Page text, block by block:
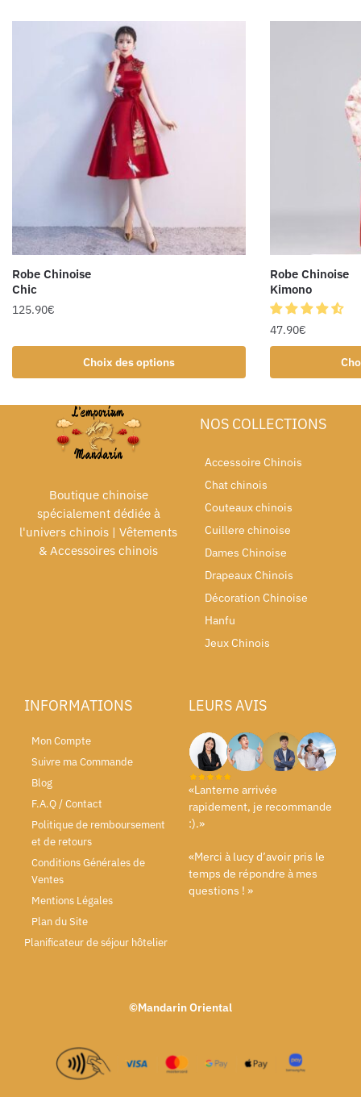
Robe Chinoise
Chic
125.90€
Choix des options
Robe Chinoise
Kimono
47.90€
Boutique chinoise
spécialement dédiée à
l'univers chinois | Vêtements
& Accessoires chinois
NOS COLLECTIONS
Accessoire Chinois
Chat chinois
Couteaux chinois
Cuillere chinoise
Dames Chinoise
Drapeaux Chinois
Décoration Chinoise
Hanfu
Jeux Chinois
INFORMATIONS
Mon Compte
Suivre ma Commande
Blog
F.A.Q / Contact
Politique de remboursement
et de retours
Conditions Générales de
Ventes
Mentions Légales
Plan du Site
Planificateur de séjour hôtelier
LEURS AVIS
«Lanterne arrivée
rapidement, je recommande
:).»
«Merci à lucy d’avoir pris le
temps de répondre à mes
questions ! »
©Mandarin Oriental